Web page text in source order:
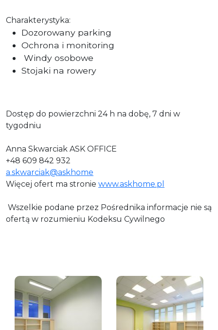
Charakterystyka:
Dozorowany parking
Ochrona i monitoring
Windy osobowe
Stojaki na rowery
Dostęp do powierzchni 24 h na dobę, 7 dni w
tygodniu
Anna Skwarciak ASK OFFICE
+48 609 842 932
a.skwarciak@askhome
Więcej ofert ma stronie www.askhome.pl
Wszelkie podane przez Pośrednika informacje nie są
ofertą w rozumieniu Kodeksu Cywilnego